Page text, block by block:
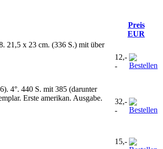
Preis
EUR
21,5 x 23 cm. (336 S.) mit über
12,-
-
4°. 440 S. mit 385 (darunter
Erste amerikan. Ausgabe.
32,-
-
15,-